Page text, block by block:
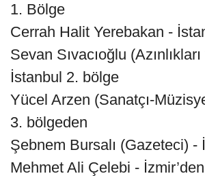
1. Bölge
Cerrah Halit Yerebakan -
Sevan Sıvacıoğlu
İstanbul 2. bölge
Yücel Arzen (Sanatçı-
3. bölgeden
Şebnem Bursalı (Gazeteci) -
Mehmet Ali Çelebi - İzmir’den